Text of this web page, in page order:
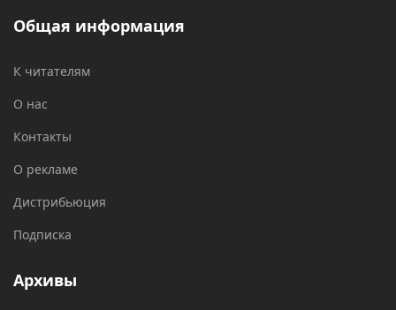
Общая информация
К читателям
О нас
Контакты
О рекламе
Дистрибьюция
Подписка
Архивы